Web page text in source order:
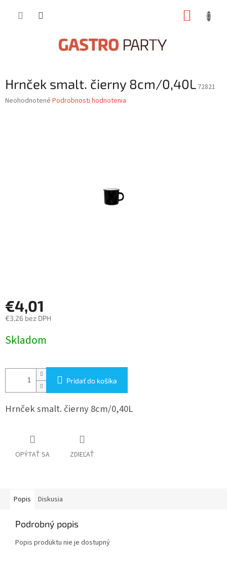
Hrnček smalt. čierny 8cm/0,40L 72821
Priemerné
Neohodnotené Podrobnosti hodnotenia
€4,01
€3,26 bez DPH
cena:
Skladom
Pridať do košíka
Hrnček smalt. čierny 8cm/0,40L
OPÝTAŤ SA ZDIEĽAŤ
Popis Diskusia
Podrobný popis
Popis produktu nie je dostupný